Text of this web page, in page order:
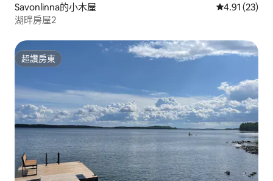
Savonlinna的小木屋 從 23 則評價
4.91 (23)
湖畔房屋2
超讚房東
超讚房東